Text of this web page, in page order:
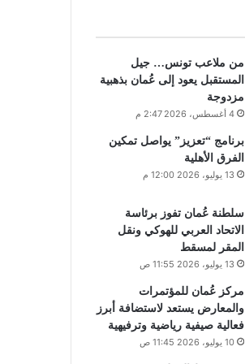
من ملاعب تونس… جيل
المستقبل يعود إلى عُمان بذهبية
مزدوجة
4 أغسطس، 2026 2:47 م
برنامج “تعزيز” يواصل تمكين
الفرق الأهلية
13 يوليو، 2026 12:00 م
سلطنة عُمان تفوز برئاسة
الاتحاد العربي للهوكي ونقل
المقر لمسقط
13 يوليو، 2026 11:55 ص
مركز عُمان للمؤتمرات
والمعارض يستعد لاستضافة أبرز
فعالية صيفية رياضية وترفيهية
10 يوليو، 2026 11:45 ص